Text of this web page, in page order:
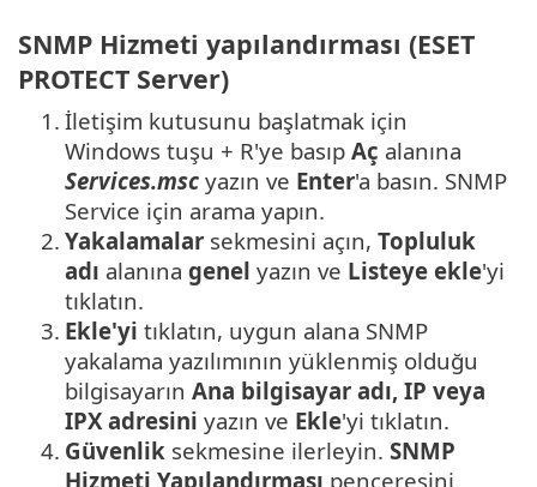
SNMP Hizmeti yapılandırması (ESET
PROTECT Server)
1. İletişim kutusunu başlatmak için
Windows tuşu + R'ye basıp Aç alanına
Services.msc yazın ve Enter'a basın. SNMP
Service için arama yapın.
2. Yakalamalar sekmesini açın, Topluluk
adı alanına genel yazın ve Listeye ekle'yi
tıklatın.
3. Ekle'yi tıklatın, uygun alana SNMP
yakalama yazılımının yüklenmiş olduğu
bilgisayarın Ana bilgisayar adı, IP veya
IPX adresini yazın ve Ekle'yi tıklatın.
4. Güvenlik sekmesine ilerleyin. SNMP
Hizmeti Yapılandırması penceresini